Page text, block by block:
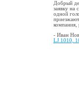
Добрый
заявку на
одной
компания,
- Иван
LJ 1010,